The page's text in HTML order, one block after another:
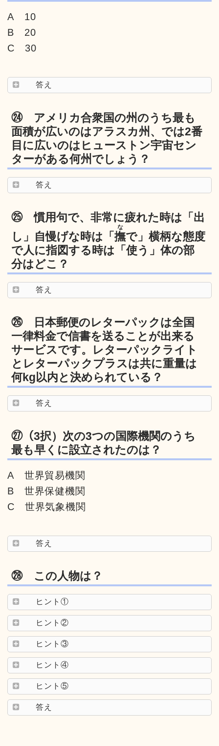
A 10
B 20
C 30
答え
㉔ アメリカ合衆国の州のうち最も
面積が広いのはアラスカ州、では2番
目に広いのはヒューストン宇宙セン
ターがある何州でしょう？
答え
㉕ 慣用句で、非常に疲れた時は「出
し」自慢げな時は「撫
な
で」横柄な態度
で人に指図する時は「使う」体の部
分はどこ？
答え
㉖ 日本郵便のレターパックは全国
一律料金で信書を送ることが出来る
サービスです。レターパックライト
とレターパックプラスは共に重量は
何kg以内と決められている？
答え
㉗（3択）次の3つの国際機関のうち
最も早くに設立されたのは？
A 世界貿易機関
B 世界保健機関
C 世界気象機関
答え
㉘ この人物は？
ヒント①
ヒント②
ヒント③
ヒント④
ヒント⑤
答え